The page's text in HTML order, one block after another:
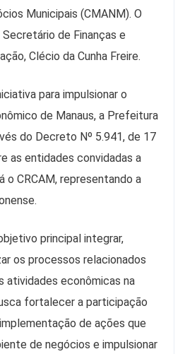
Municipais (CMANM). O
de Finanças e
Clécio da Cunha Freire.
para impulsionar o
de Manaus, a Prefeitura
do Decreto Nº 5.941, de 17
as entidades convidadas a
CRCAM, representando a
principal integrar,
os processos relacionados
atividades econômicas na
fortalecer a participação
de ações que
de negócios e impulsionar